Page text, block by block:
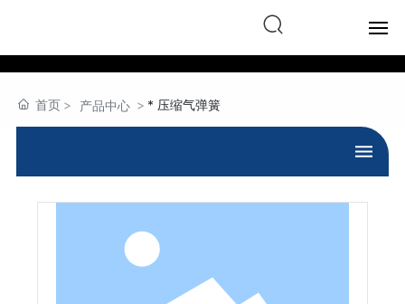
产品中心
关于我们
首页 产品中心 * 压缩气弹簧